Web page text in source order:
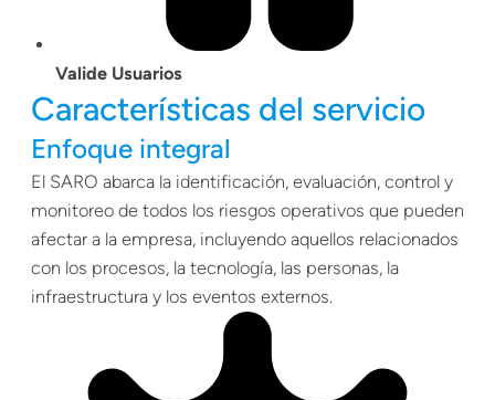
Valide Usuarios
Características del servicio
Enfoque integral
El SARO abarca la identificación, evaluación, control y
monitoreo de todos los riesgos operativos que pueden
afectar a la empresa, incluyendo aquellos relacionados
con los procesos, la tecnología, las personas, la
infraestructura y los eventos externos.